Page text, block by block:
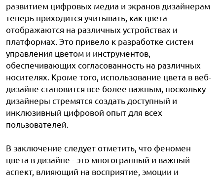
развитием цифровых медиа и экранов дизайнерам
теперь приходится учитывать, как цвета
отображаются на различных устройствах и
платформах. Это привело к разработке систем
управления цветом и инструментов,
обеспечивающих согласованность на различных
носителях. Кроме того, использование цвета в веб-
дизайне становится все более важным, поскольку
дизайнеры стремятся создать доступный и
инклюзивный цифровой опыт для всех
пользователей.
В заключение следует отметить, что феномен
цвета в дизайне - это многогранный и важный
аспект, влияющий на восприятие, эмоции и